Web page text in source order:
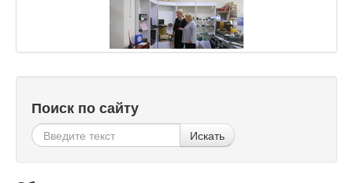
Поиск по сайту
Искать